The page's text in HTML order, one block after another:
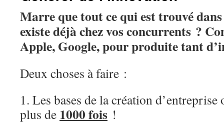
Marre que tout ce qui est trouvé
existe déjà chez vos concurrents ?
Apple, Google, pour produite tant
Deux choses à faire :
1. Les bases de la création d’entreprise
plus de 1000 fois !